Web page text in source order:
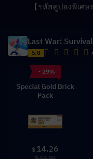
【รหัสคูปองพิเศ
Last War: Survival
5.0
- 29%
Special Gold Brick
Pack
$ 14.26